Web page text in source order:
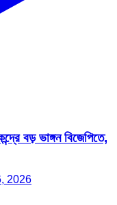
বড় ভাঙ্গন বিজেপিতে,
2026